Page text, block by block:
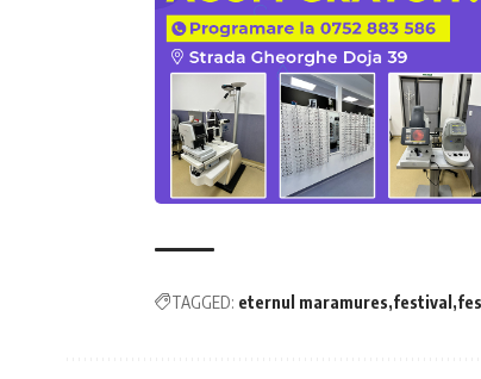
TAGGED: eternul maramures festival